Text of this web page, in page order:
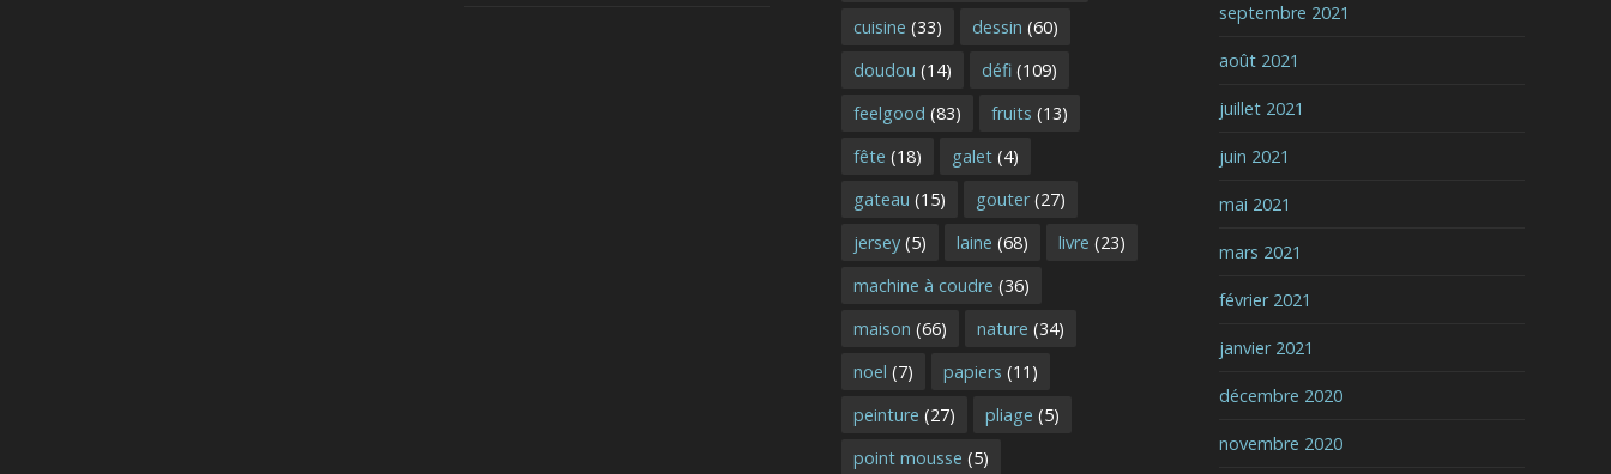
cuisine (33) dessin (60)
doudou (14) défi (109)
feelgood (83) fruits (13)
fête (18) galet (4)
gateau (15) gouter(27)
jersey (5) laine (68) livre (23)
machine à coudre (36)
maison (66) nature (34)
noel (7) papiers (11)
peinture (27) pliage (5)
point mousse (5)
septembre 2021
août 2021
juillet 2021
juin 2021
mai 2021
mars 2021
février 2021
janvier 2021
décembre 2020
novembre 2020